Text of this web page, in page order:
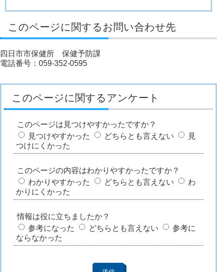
このページに関するお問い合わせ先
四日市市保健所 保健予防課
電話番号：059-352-0595
このページに関するアンケート
このページは見つけやすかったですか？
見つけやすかった
どちらとも言えない
見
つけにくかった
このページの内容はわかりやすかったですか？
わかりやすかった
どちらとも言えない
わ
かりにくかった
情報は役に立ちましたか？
参考になった
どちらとも言えない
参考に
ならなかった